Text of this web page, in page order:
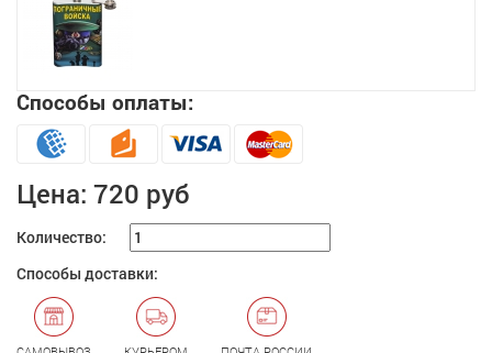
Способы оплаты:
Цена: 720 руб
Количество:
Способы доставки: